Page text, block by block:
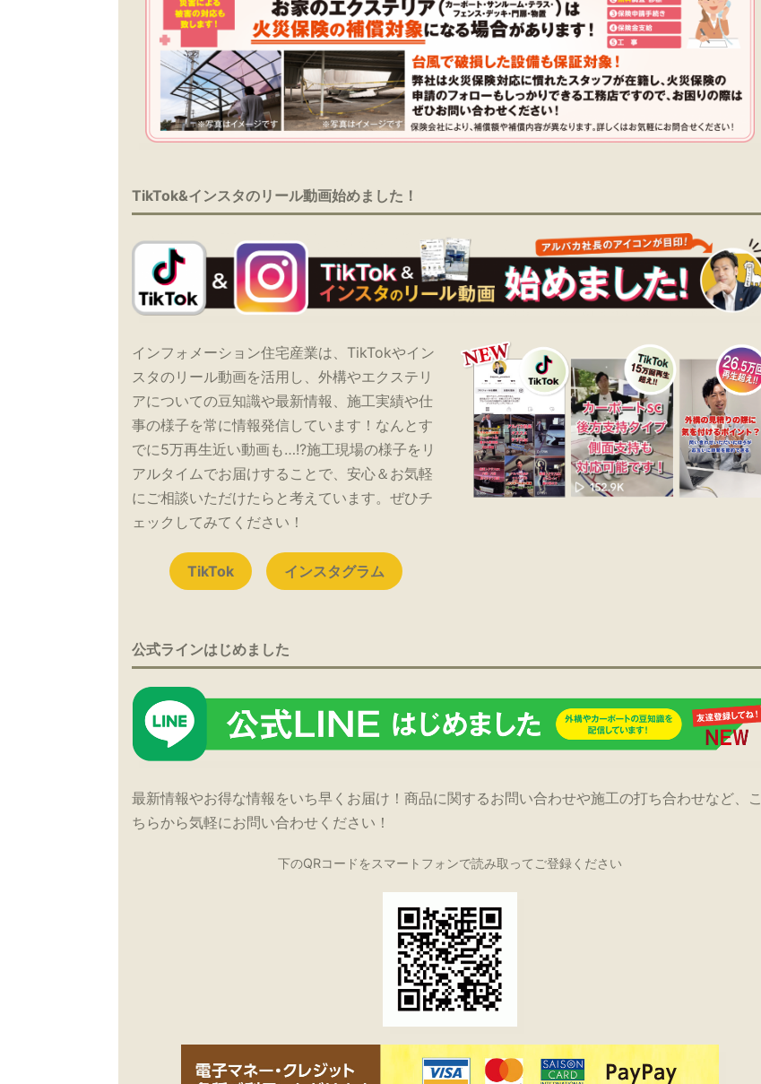
TikTok&インスタのリール動画始めました！
インフォメーション住宅産業は、TikTokやイン
スタのリール動画を活用し、外構やエクステリ
アについての豆知識や最新情報、施工実績や仕
事の様子を常に情報発信しています！なんとす
でに5万再生近い動画も…!?施工現場の様子をリ
アルタイムでお届けすることで、安心＆お気軽
にご相談いただけたらと考えています。ぜひチ
ェックしてみてください！
TikTok インスタグラム
公式ラインはじめました
最新情報やお得な情報をいち早くお届け！商品に関するお問い合わせや施工の打ち合わせなど、こ
ちらから気軽にお問い合わせください！
下のQRコードをスマートフォンで読み取ってご登録ください